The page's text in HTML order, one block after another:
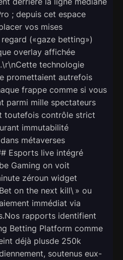
; depuis cet espace
vos mises
(«gaze betting»)
overlay affichée
technologie
promettaient autrefois
frappe comme si vous
parmi mille spectateurs
toutefois contrôle strict
immutabilité
métaverses
Esports live intégré
Gaming on voit
zéroun widget
on the next kill\ » ou
immédiat via
rapports identifient
Betting Platform comme
déjà plusde 250k
soutenus eux-